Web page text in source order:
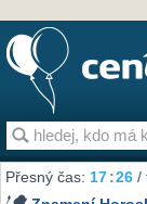
Přesný čas:17 26 /